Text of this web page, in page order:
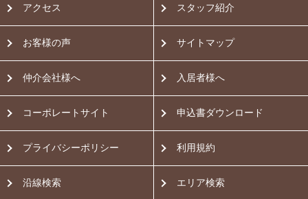
アクセス スタッフ紹介
お客様の声 サイトマップ
仲介会社様へ 入居者様へ
コーポレートサイト 申込書ダウンロード
プライバシーポリシー 利用規約
沿線検索 エリア検索